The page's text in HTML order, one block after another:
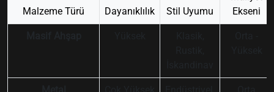
Malzeme Türü Dayanıklılık Stil Uyumu
Ekseni